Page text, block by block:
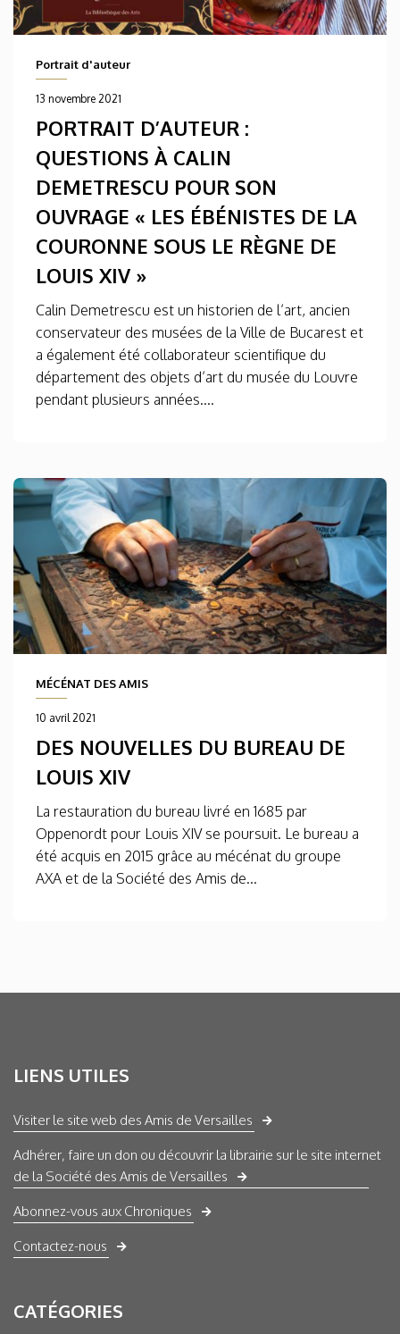
Portrait d'auteur
13 novembre 2021
PORTRAIT D’AUTEUR :
QUESTIONS À CALIN
DEMETRESCU POUR SON
OUVRAGE « LES ÉBÉNISTES DE LA
COURONNE SOUS LE RÈGNE DE
LOUIS XIV »
Calin Demetrescu est un historien de l’art, ancien
conservateur des musées de la Ville de Bucarest et
a également été collaborateur scientifique du
département des objets d’art du musée du Louvre
pendant plusieurs années....
MÉCÉNAT DES AMIS
10 avril 2021
DES NOUVELLES DU BUREAU DE
LOUIS XIV
La restauration du bureau livré en 1685 par
Oppenordt pour Louis XIV se poursuit. Le bureau a
été acquis en 2015 grâce au mécénat du groupe
AXA et de la Société des Amis de...
LIENS UTILES
Visiter le site web des Amis de Versailles
Adhérer, faire un don ou découvrir la librairie sur le site internet
de la Société des Amis de Versailles
Abonnez-vous aux Chroniques
Contactez-nous
CATÉGORIES